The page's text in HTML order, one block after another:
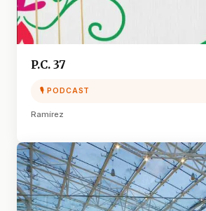
P.C. 37
🎙 PODCAST
Ramírez